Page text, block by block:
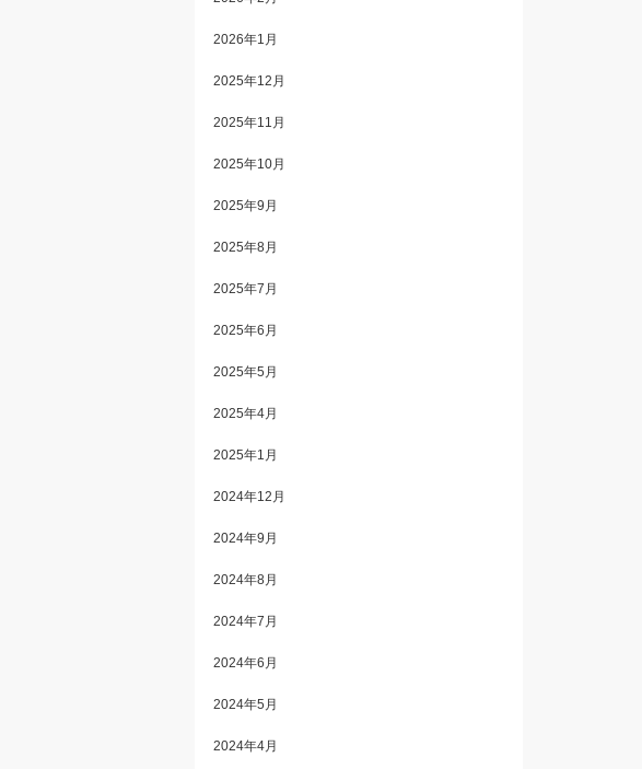
2026年1月
2025年12月
2025年11月
2025年10月
2025年9月
2025年8月
2025年7月
2025年6月
2025年5月
2025年4月
2025年1月
2024年12月
2024年9月
2024年8月
2024年7月
2024年6月
2024年5月
2024年4月